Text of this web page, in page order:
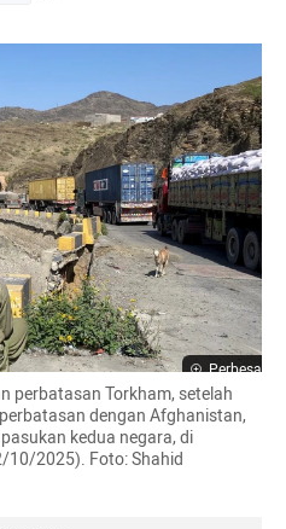
Perbesar
perbatasan Torkham, setelah
dengan Afghanistan,
kedua negara, di
10/2025). Foto: Shahid